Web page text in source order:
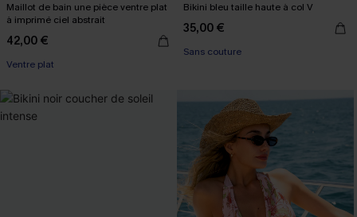
Maillot de bain une pièce ventre plat
à imprimé ciel abstrait
42,00 €
Ventre plat
Bikini bleu taille haute à col V
35,00 €
Sans couture